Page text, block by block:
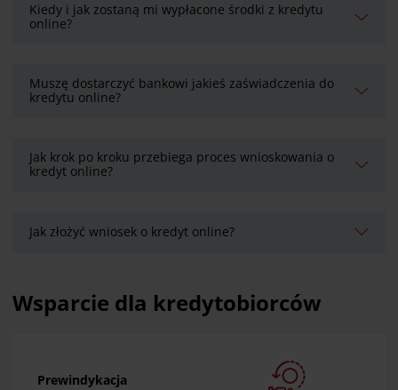
Kiedy i jak zostaną mi wypłacone środki z kredytu
online?
Muszę dostarczyć bankowi jakieś zaświadczenia do
kredytu online?
Jak krok po kroku przebiega proces wnioskowania o
kredyt online?
Jak złożyć wniosek o kredyt online?
Wsparcie dla kredytobiorców
Prewindykacja